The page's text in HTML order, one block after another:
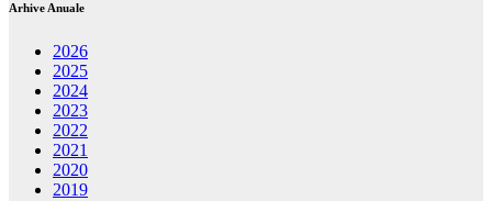
Arhive Anuale
2026
2025
2024
2023
2022
2021
2020
2019